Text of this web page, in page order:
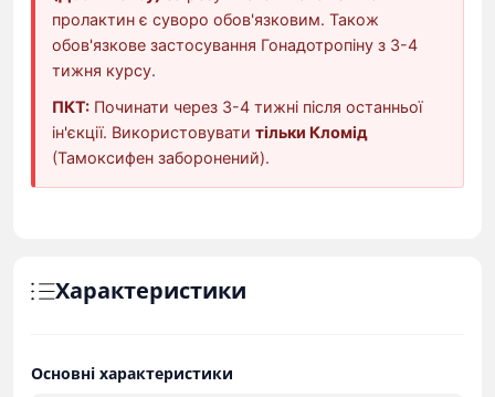
пролактин є суворо обов'язковим. Також
обов'язкове застосування Гонадотропіну з 3-4
тижня курсу.
ПКТ: Починати через 3-4 тижні після останньої
ін'єкції. Використовувати тільки Кломід
(Тамоксифен заборонений).
Характеристики
Основні характеристики